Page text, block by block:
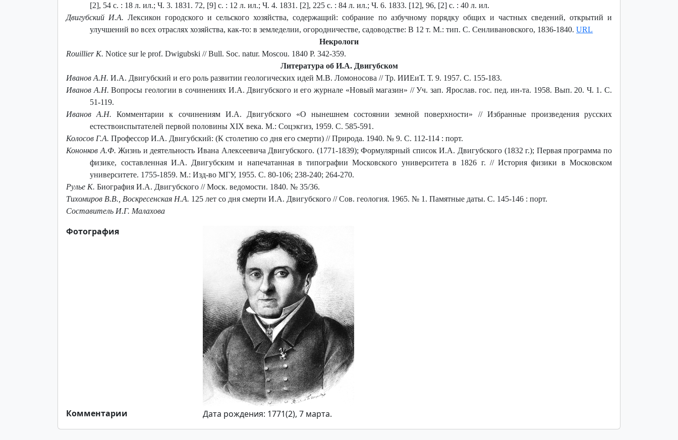
[2], 54 с. : 18 л. ил.; Ч. 3. 1831. 72, [9] с. : 12 л. ил.; Ч. 4. 1831. [2], 225 с. : 84 л. ил.; Ч. 6. 1833. [12], 96, [2] с. : 40 л. ил.
Двигубский И.А. Лексикон городского и сельского хозяйства, содержащий: собрание по азбучному порядку общих и частных сведений, открытий и
улучшений во всех отраслях хозяйства, как-то: в земледелии, огородничестве, садоводстве: В 12 т. М.: тип. С. Сенливановского, 1836-1840.URL
Некрологи
Rouillier K. Notice sur le prof. Dwigubski // Bull. Soc. natur. Moscou. 1840 P. 342-359.
Литература об И.А. Двигубском
Иванов А.Н. И.А. Двигубский и его роль развитии геологических идей М.В. Ломоносова // Тр. ИИЕиТ. Т. 9. 1957. С. 155-183.
Иванов А.Н. Вопросы геологии в сочинениях И.А. Двигубского и его журнале «Новый магазин» // Уч. зап. Ярослав. гос. пед. ин-та. 1958. Вып. 20. Ч. 1. С.
51-119.
Иванов А.Н. Комментарии к сочинениям И.А. Двигубского «О нынешнем состоянии земной поверхности» // Избранные произведения русских
естествоиспытателей первой половины XIX века. М.: Соцэкгиз, 1959. С. 585-591.
Колосов Г.А. Профессор И.А. Двигубский: (К столетию со дня его смерти) // Природа. 1940. № 9. С. 112-114 : порт.
Кононков А.Ф. Жизнь и деятельность Ивана Алексеевича Двигубского. (1771-1839); Формулярный список И.А. Двигубского (1832 г.); Первая программа по
физике, составленная И.А. Двигубским и напечатанная в типографии Московского университета в 1826 г. // История физики в Московском
университете. 1755-1859. М.: Изд-во МГУ, 1955. С. 80-106; 238-240; 264-270.
Рулье К. Биография И.А. Двигубского // Моск. ведомости. 1840. № 35/36.
Тихомиров В.В., Воскресенская Н.А. 125 лет со дня смерти И.А. Двигубского // Сов. геология. 1965. № 1. Памятные даты. С. 145-146 : порт.
Составитель И.Г. Малахова
Фотография
Комментарии Дата рождения: 1771(2), 7 марта.